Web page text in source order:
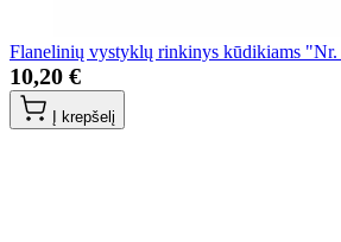
Flanelinių vystyklų rinkinys kūdikiams
10,20 €
Į krepšelį